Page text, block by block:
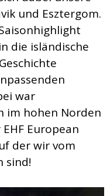
und Esztergom.
die isländische
war
im hohen Norden
European
der wir vom
sind!